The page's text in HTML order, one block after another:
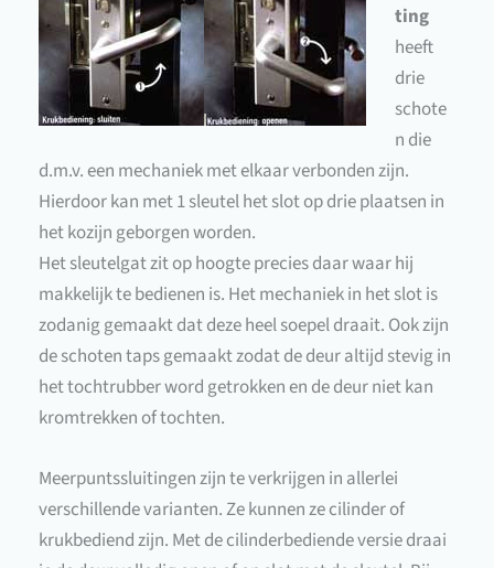
ting
heeft
drie
schote
n die
d.m.v. een mechaniek met elkaar verbonden zijn.
Hierdoor kan met 1 sleutel het slot op drie plaatsen in
het kozijn geborgen worden.
Het sleutelgat zit op hoogte precies daar waar hij
makkelijk te bedienen is. Het mechaniek in het slot is
zodanig gemaakt dat deze heel soepel draait. Ook zijn
de schoten taps gemaakt zodat de deur altijd stevig in
het tochtrubber word getrokken en de deur niet kan
kromtrekken of tochten.
Meerpuntssluitingen zijn te verkrijgen in allerlei
verschillende varianten. Ze kunnen ze cilinder of
krukbediend zijn. Met de cilinderbediende versie draai